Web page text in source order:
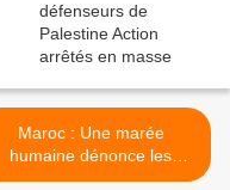
Maroc : Une marée
humaine dénonce les
massacres à Gaza et la